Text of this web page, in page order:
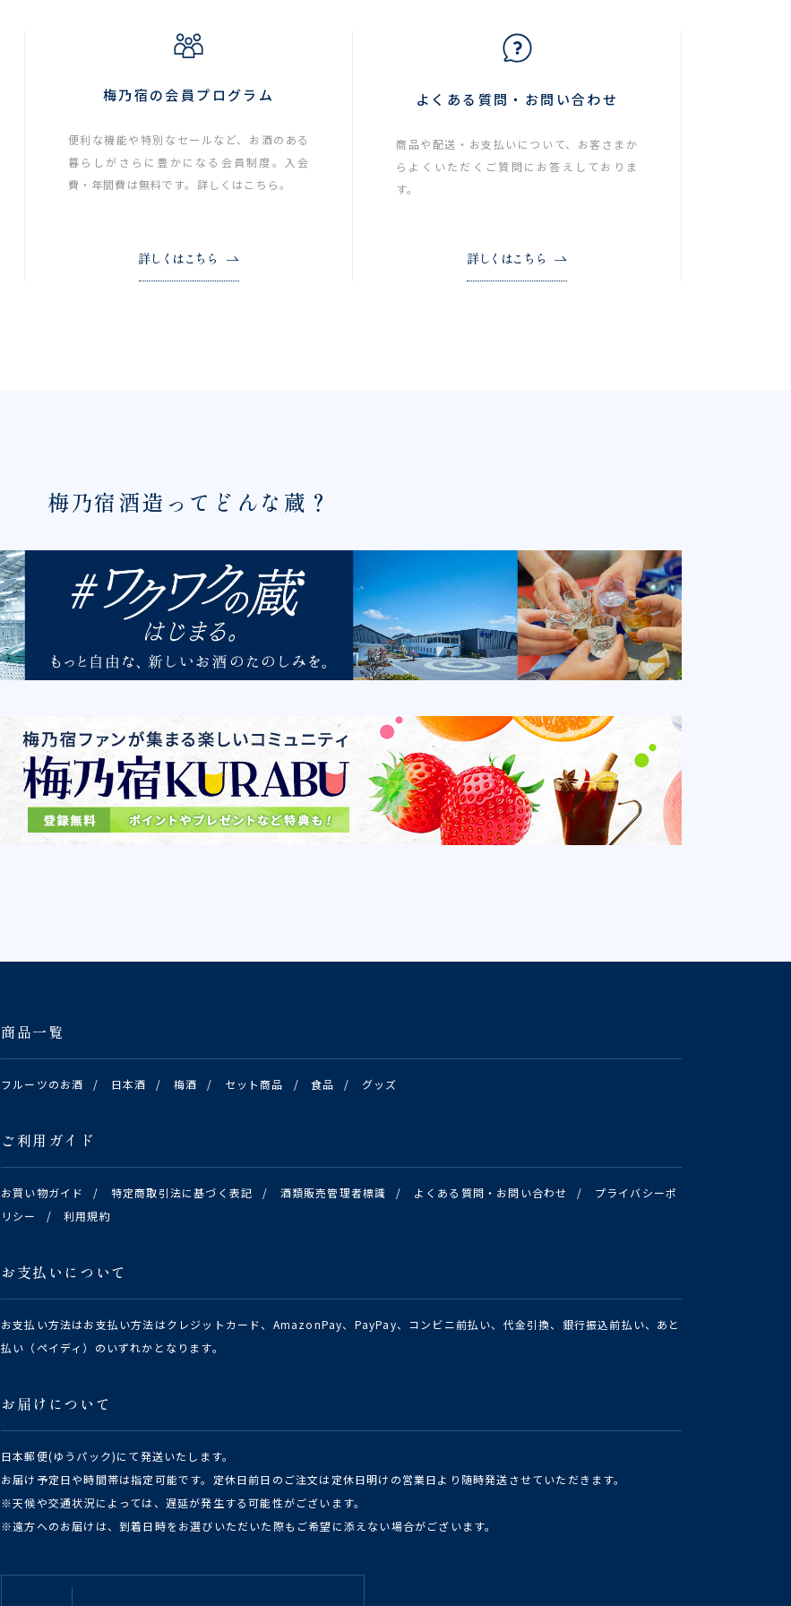
梅乃宿の会員プログラム
便利な機能や特別なセールなど、お酒のある
暮らしがさらに豊かになる会員制度。入会
費・年間費は無料です。詳しくはこちら。
詳しくはこちら
よくある質問・お問い合わせ
商品や配送・お支払いについて、お客さまか
らよくいただくご質問にお答えしておりま
す。
詳しくはこちら
梅乃宿酒造ってどんな蔵？
商品一覧
フルーツのお酒 / 日本酒 / 梅酒 / セット商品 / 食品 / グッズ
ご利用ガイド
お買い物ガイド / 特定商取引法に基づく表記 / 酒類販売管理者標識 / よくある質問・お問い合わせ /
プライバシーポ
リシー
/ 利用規約
お支払いについて
お支払い方法はお支払い方法はクレジットカード、AmazonPay、PayPay、コンビニ前払い、代金引換、銀行振込前払い、あと
払い（ペイディ）のいずれかとなります。
お届けについて
日本郵便(ゆうパック)にて発送いたします。
お届け予定日や時間帯は指定可能です。定休日前日のご注文は定休日明けの営業日より随時発送させていただきます。
※天候や交通状況によっては、遅延が発生する可能性がございます。
※遠方へのお届けは、到着日時をお選びいただいた際もご希望に添えない場合がございます。